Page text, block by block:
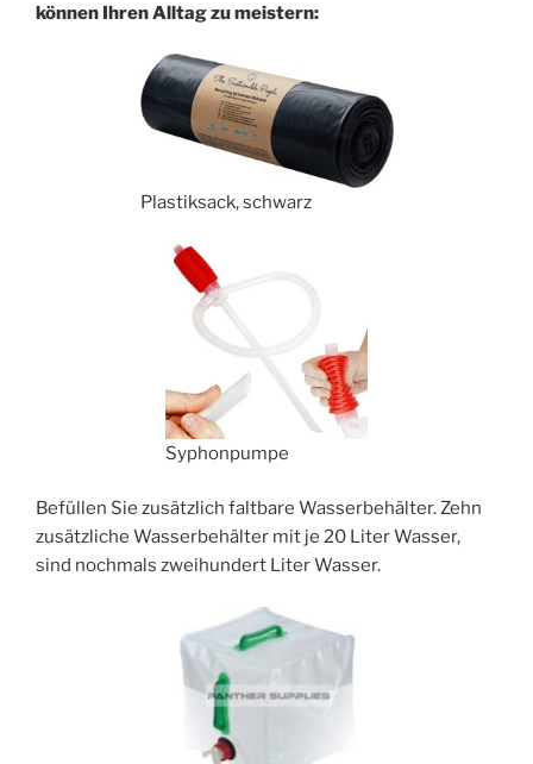
können Ihren Alltag zu meistern:
Plastiksack, schwarz
Syphonpumpe
Befüllen Sie zusätzlich faltbare Wasserbehälter. Zehn
zusätzliche Wasserbehälter mit je 20 Liter Wasser,
sind nochmals zweihundert Liter Wasser.